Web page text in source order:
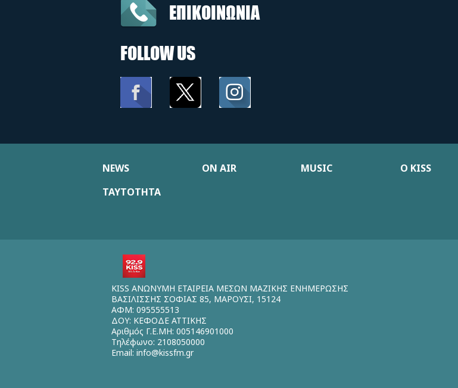
ΕΠΙΚΟΙΝΩΝΙΑ
FOLLOW US
NEWS ON AIR MUSIC Ο KISS
ΤΑΥΤΟΤΗΤΑ
KISS ΑΝΩΝΥΜΗ ΕΤΑΙΡΕΙΑ ΜΕΣΩΝ ΜΑΖΙΚΗΣ ΕΝΗΜΕΡΩΣΗΣ
ΒΑΣΙΛΙΣΣΗΣ ΣΟΦΙΑΣ 85, ΜΑΡΟΥΣΙ, 15124
ΑΦΜ: 095555513
ΔΟΥ: ΚΕΦΟΔΕ ΑΤΤΙΚΗΣ
Αριθμός Γ.Ε.ΜΗ: 005146901000
Τηλέφωνο: 2108050000
Email: info@kissfm.gr